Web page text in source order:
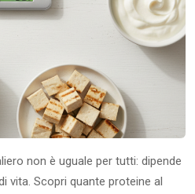
non è uguale per tutti: dipende
vita. Scopri quante proteine al